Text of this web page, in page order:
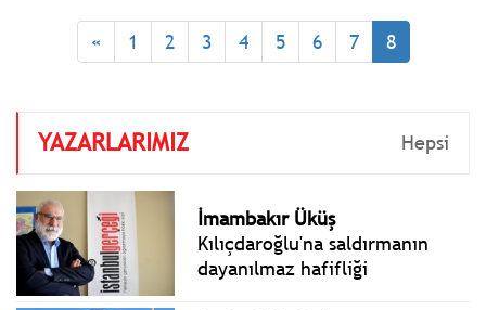
sızmanın 2009 ve 2015
yılında YSK’dan
« 1 2 3 4 5 6 7 8
YAZARLARIMIZ Hepsi
İmambakır Üküş
Kılıçdaroğlu'na saldırmanın
dayanılmaz hafifliği